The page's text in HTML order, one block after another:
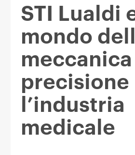
STI Lualdi
mondo
precisione
l’industria
medicale